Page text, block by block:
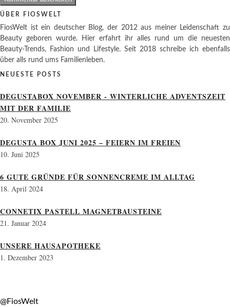
ÜBER FIOSWELT
FiosWelt ist ein deutscher Blog, der 2012 aus meiner Leidenschaft zu
Beauty geboren wurde. Hier erfahrt ihr alles rund um die neuesten
Beauty-Trends, Fashion und Lifestyle. Seit 2018 schreibe ich ebenfalls
über alls rund ums Familienleben.
NEUESTE POSTS
DEGUSTABOX NOVEMBER - WINTERLICHE ADVENTSZEIT
MIT DER FAMILIE
20. November 2025
DEGUSTA BOX JUNI 2025 – FEIERN IM FREIEN
10. Juni 2025
6 GUTE GRÜNDE FÜR SONNENCREME IM ALLTAG
18. April 2024
CONNETIX PASTELL MAGNETBAUSTEINE
21. Januar 2024
UNSERE HAUSAPOTHEKE
1. Dezember 2023
@FiosWelt